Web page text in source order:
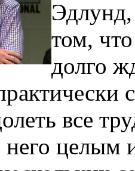
Эдлунд,
том,
долго
все
него